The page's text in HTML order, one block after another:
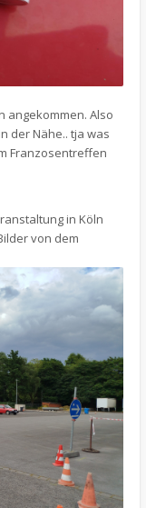
angekommen. Also
der Nähe.. tja was
Franzosentreffen
in Köln
von dem